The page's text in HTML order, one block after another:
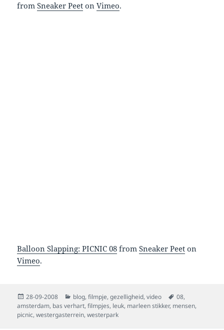
fromSneaker Peet onVimeo.
Balloon Slapping: PICNIC 08 fromSneaker Peet on
Vimeo.
Posted
on
28-09-2008 Categories
blog,filmpje,gezelligheid,video Tags
08,
amsterdam, bas verhart,filmpjes, leuk, marleen stikker, mensen,
picnic,westergasterrein,westerpark